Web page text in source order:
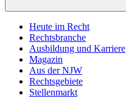
Heute im Recht
Rechtsbranche
Ausbildung und Karriere
Magazin
Aus der NJW
Rechtsgebiete
Stellenmarkt